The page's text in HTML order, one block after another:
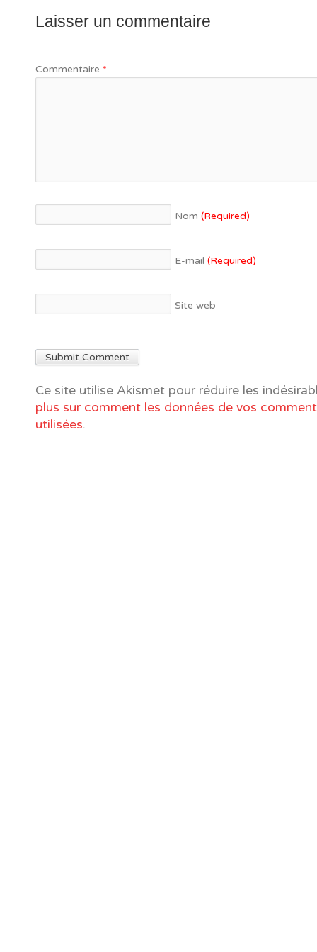
Laisser un commentaire
Commentaire *
Nom (Required)
E-mail (Required)
Site web
Ce site utilise Akismet pour réduire les
plus sur comment les données de vos
utilisées.